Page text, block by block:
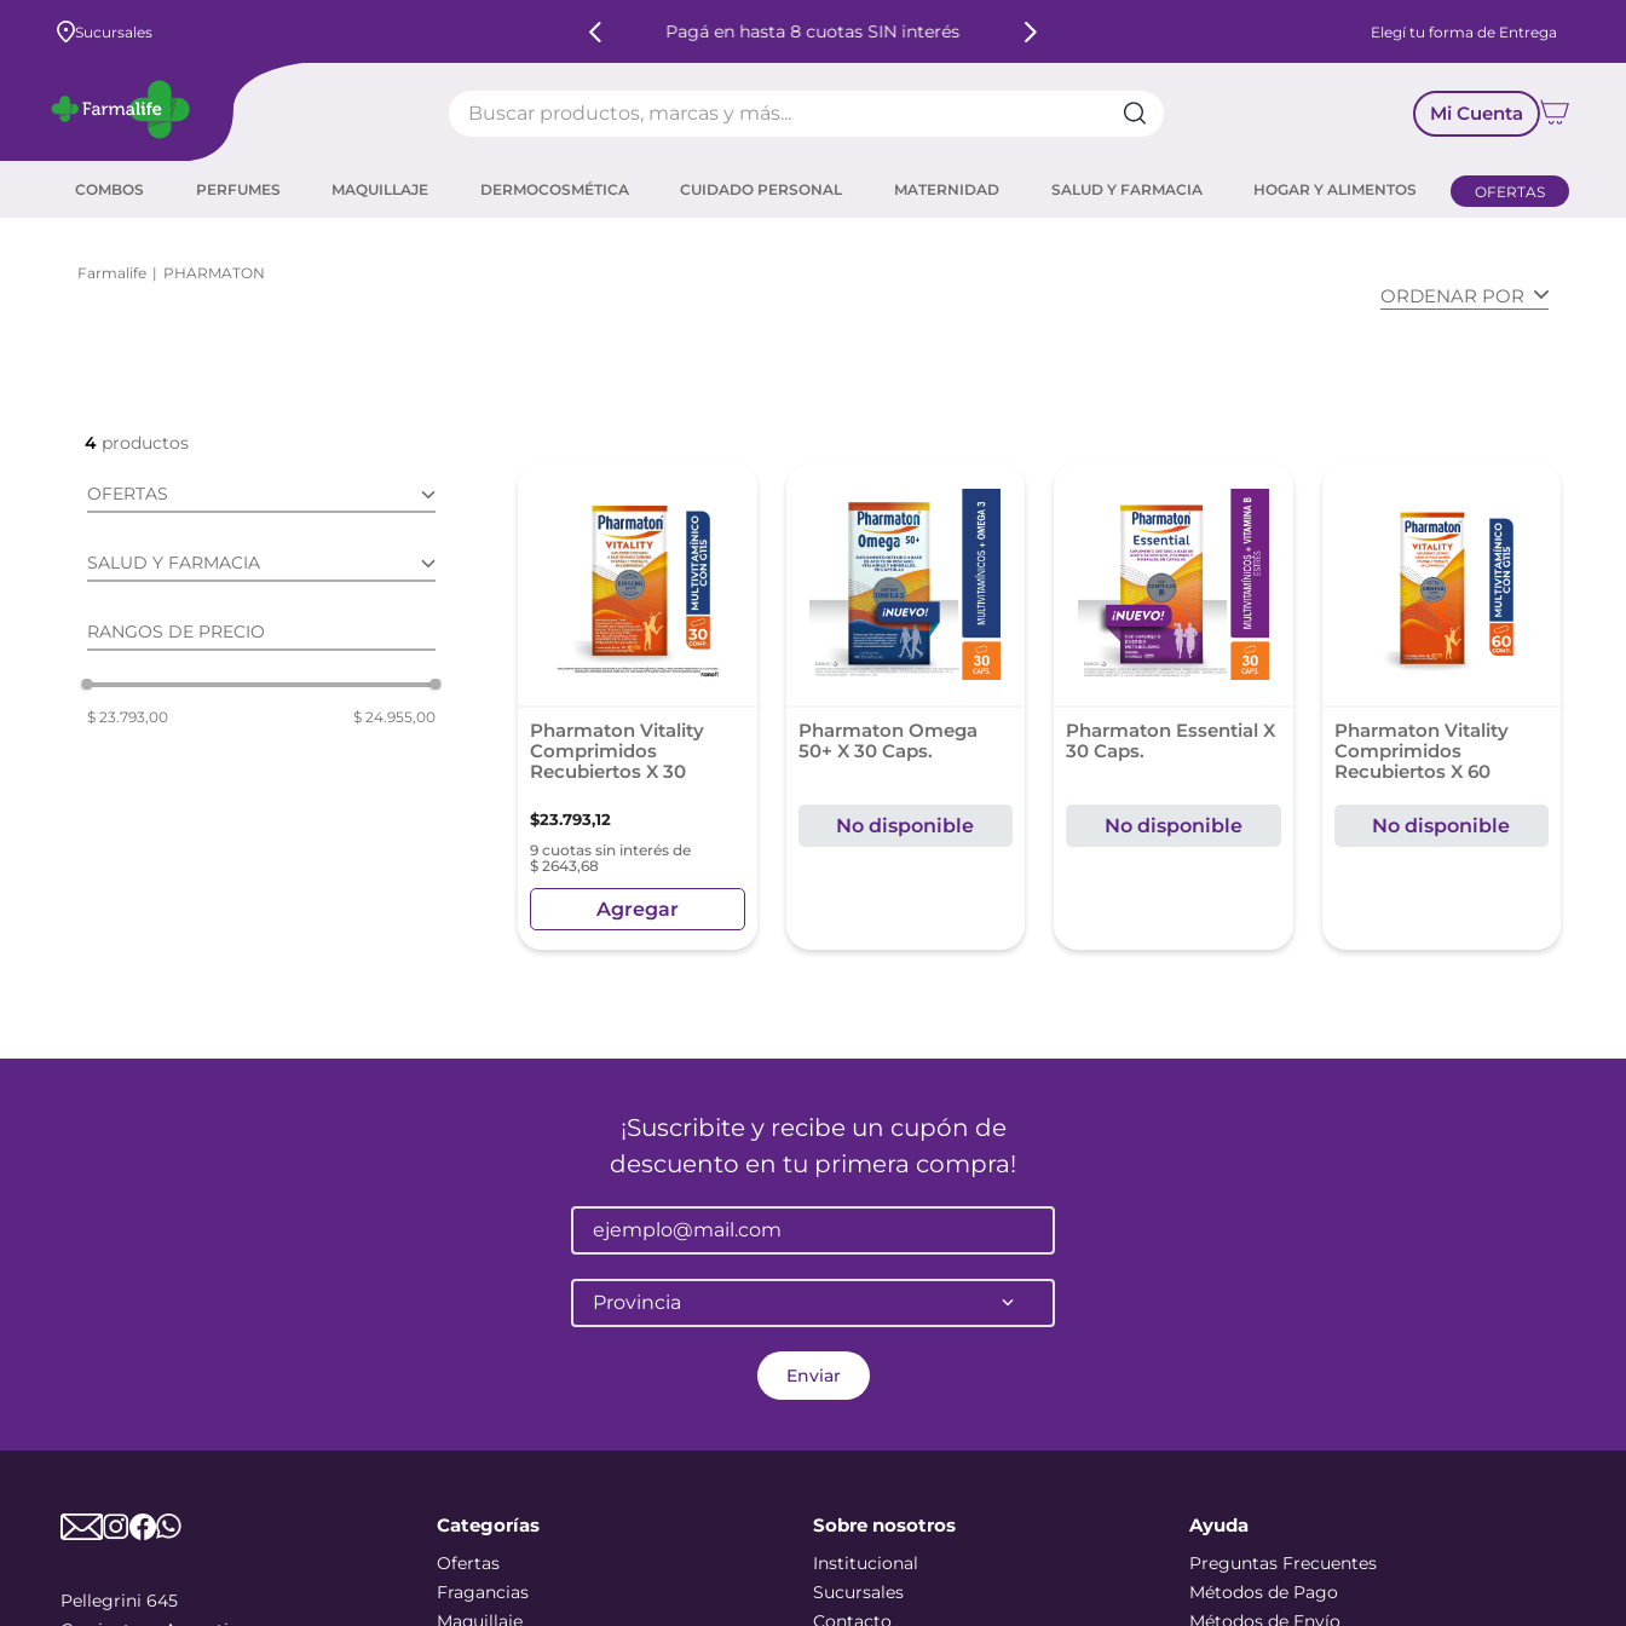
Sucursales Pagá en hasta 8 cuotas SIN interés Elegí tu forma de Entrega
Mi Cuenta
COMBOS PERFUMES MAQUILLAJE DERMOCOSMÉTICA CUIDADO PERSONAL MATERNIDAD SALUD Y FARMACIA HOGAR Y ALIMENTOS OFERTAS
PHARMATON
ORDENAR POR
4
OFERTAS
SALUD Y FARMACIA
MULTIVITAMÍNICOS (4)
RANGOS DE PRECIO
$ 23.793,00 $ 24.955,00
Pharmaton Vitality
Comprimidos
Recubiertos X 30
$23.793,12
9 cuotas sin interés de
$ 2643,68
Agregar
Pharmaton Omega
50+ X 30 Caps.
No disponible
Pharmaton Essential X
30 Caps.
No disponible
Pharmaton Vitality
Comprimidos
Recubiertos X 60
No disponible
¡Suscribite y recibe un cupón de
descuento en tu primera compra!
Provincia
Enviar
Pellegrini 645
Categorías
Ofertas
Fragancias
Maquillaje
Sobre nosotros
Institucional
Sucursales
Contacto
Ayuda
Preguntas Frecuentes
Métodos de Pago
Métodos de Envío
máscara pestañas
roche posay